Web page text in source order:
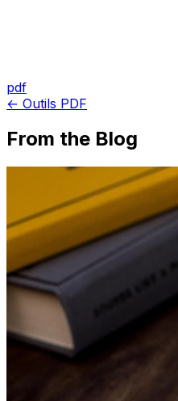
pdf
← Outils PDF
From the Blog